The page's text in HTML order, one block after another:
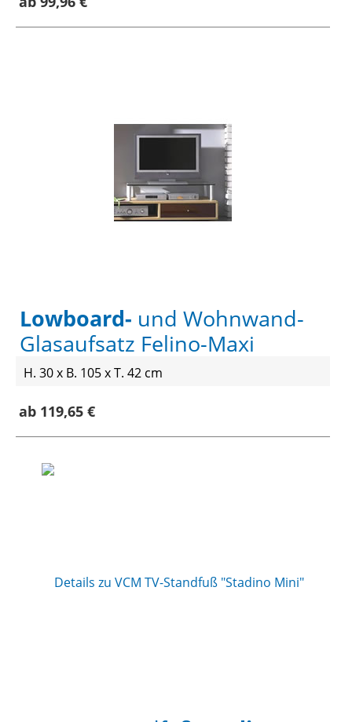
Lowboard- und Wohnwand-
Glasaufsatz Felino-Maxi
H. 30 x B. 105 x T. 42 cm
ab 119,65 €